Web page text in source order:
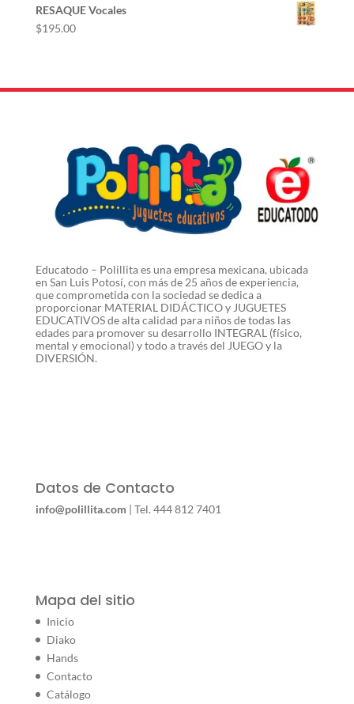
RESAQUE Vocales
$195.00
Educatodo – Polillita es una empresa mexicana, ubicada
en San Luis Potosí, con más de 25 años de experiencia,
que comprometida con la sociedad se dedica a
proporcionar MATERIAL DIDÁCTICO y JUGUETES
EDUCATIVOS de alta calidad para niños de todas las
edades para promover su desarrollo INTEGRAL (físico,
mental y emocional) y todo a través del JUEGO y la
DIVERSIÓN.
Datos de Contacto
info@polillita.com | Tel. 444 812 7401
Mapa del sitio
Inicio
Diako
Hands
Contacto
Catálogo